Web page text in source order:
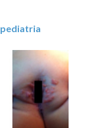
pediatria